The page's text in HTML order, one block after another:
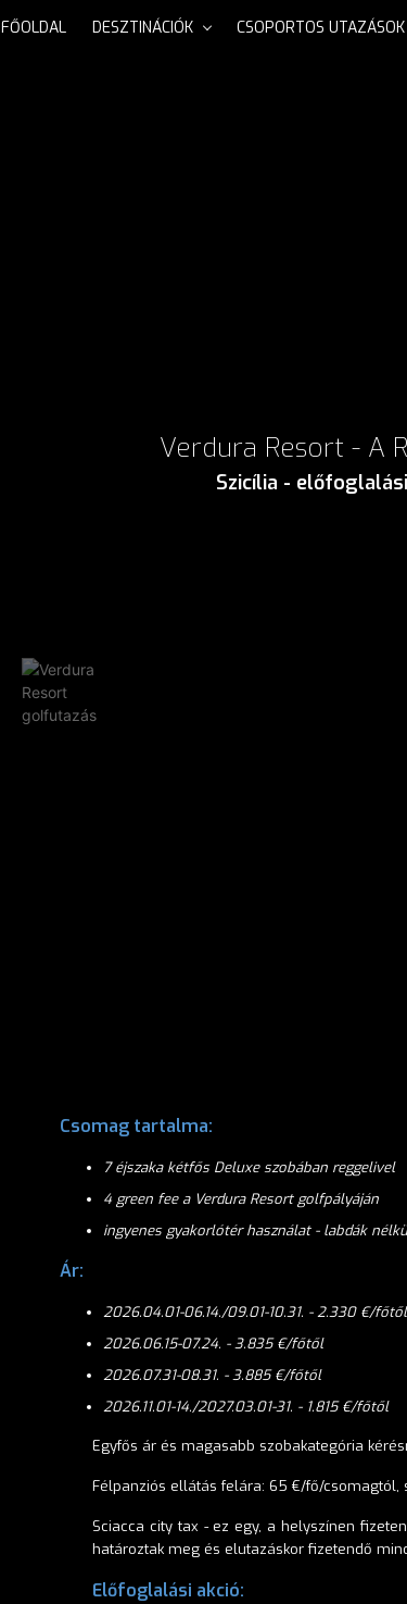
FŐOLDAL DESZTINÁCIÓK CSOPORTOS UTAZÁSOK
Verdura Resort - A
Szicília -
Csomag tartalma:
7 éjszaka kétfős Deluxe szobában reggelivel
4 green fee a Verdura Resort golfpályáján
ingyenes gyakorlótér használat - labdák
Ár:
2026.04.01-06.14./09.01-10.31. - 2.330 €/főtől
2026.06.15-07.24. - 3.835 €/főtől
2026.07.31-08.31. - 3.885 €/főtől
2026.11.01-14./2027.03.01-31. - 1.815€/főtől
Egyfős ár és magasabb szobakategória
Félpanziós ellátás felára: 65 €/fő/csomagtól,
Sciacca city tax - ez egy, a helyszínen
határoztak meg és elutazáskor fizetendő
Előfoglalási akció: